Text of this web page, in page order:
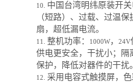
10. 中国台湾明纬原装开
（短路）、过载、过温
扇，超低漏电流。
11.整机功率： 1000W，24V
供电更安全，干扰小；隔
保护，降低对器件的干扰。
12.采用电容式触摸屏，色